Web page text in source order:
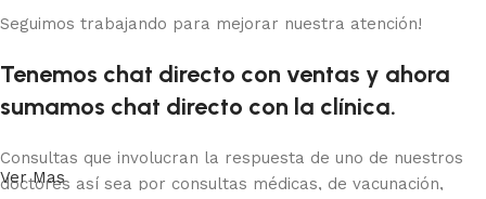
Seguimos trabajando para mejorar nuestra atención!
Tenemos chat directo con ventas y ahora
sumamos chat directo con la clínica.
Consultas que involucran la respuesta de uno de nuestros
doctores así sea por consultas médicas, de vacunación,
Ver Mas